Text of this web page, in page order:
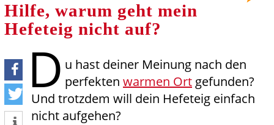
Hilfe, warum geht mein
Hefeteig nicht auf?
teilen
tweet
D u hast deiner Meinung nach den
perfekten warmen Ortgefunden?
Und trotzdem will dein Hefeteig einfach
nicht aufgehen?